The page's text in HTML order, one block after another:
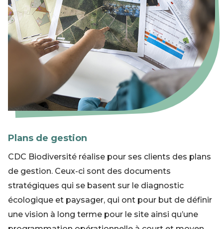
Plans de gestion
CDC Biodiversité réalise pour ses clients des plans
de gestion. Ceux-ci sont des documents
stratégiques qui se basent sur le diagnostic
écologique et paysager, qui ont pour but de définir
une vision à long terme pour le site ainsi qu’une